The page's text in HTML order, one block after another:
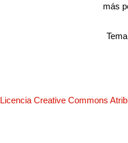
más
Licencia Creative Commons